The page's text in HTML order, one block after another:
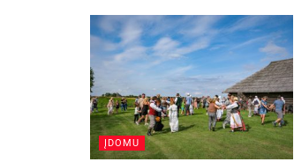
ĮDOMU